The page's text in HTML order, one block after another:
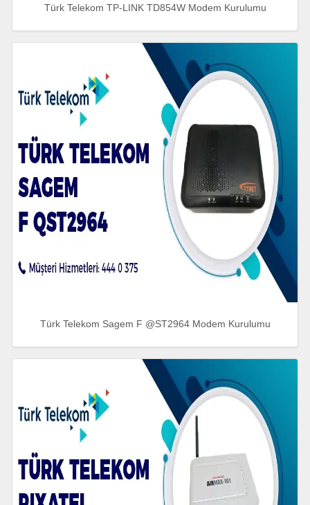
Türk Telekom TP-LINK TD854W Modem Kurulumu
Türk Telekom Sagem F @ST2964 Modem Kurulumu